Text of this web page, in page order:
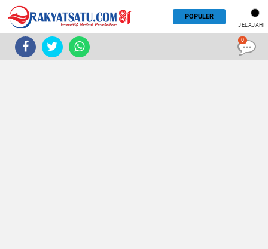
POPULER
JELAJAHI
0